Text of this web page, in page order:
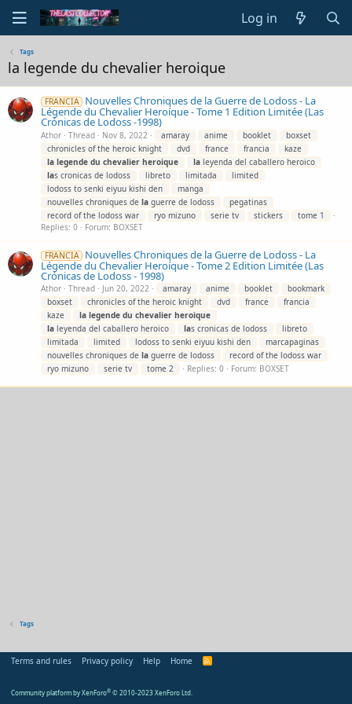
Log in
Tags
la legende du chevalier heroique
FRANCIA Nouvelles Chroniques de la Guerre de Lodoss - La
Légende du Chevalier Heroíque - Tome 1 Edition Limitée (Las
Crónicas de Lodoss -1998)
Athor Thread Nov 8, 2022 amaray anime booklet
boxset
chronicles of the heroic knight
dvd france francia
kaze
la legende du chevalier heroique la leyenda del caballero heroico
las cronicas de lodoss libreto limitada
limited
lodoss to senki eiyuu kishi den
manga
nouvelles chroniques de la guerre de lodoss
pegatinas
record of the lodoss war
ryo mizuno serie tv stickers
tome 1
Replies: 0
Forum: BOXSET
FRANCIA Nouvelles Chroniques de la Guerre de Lodoss - La
Légende du Chevalier Heroíque - Tome 2 Edition Limitée (Las
Crónicas de Lodoss - 1998)
Athor Thread Jun 20, 2022 amaray anime booklet
bookmark
boxset
chronicles of the heroic knight dvd france
francia
kaze
la legende du chevalier heroique
la leyenda del caballero heroico las cronicas de lodoss
libreto
limitada
limited lodoss to senki eiyuu kishi den
marcapaginas
nouvelles chroniques de la guerre de lodoss
record of the lodoss war
ryo mizuno
serie tv tome 2 Replies: 0 Forum: BOXSET
Tags
Terms and rules Privacy policy Help Home
R
Community platform by XenForo® © 2010-2023 XenForo Ltd.